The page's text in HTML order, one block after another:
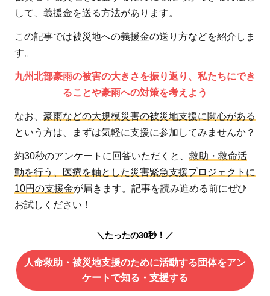
して、義援金を送る方法があります。
この記事では被災地への義援金の送り方などを紹介しま
す。
九州北部豪雨の被害の大きさを振り返り、私たちにでき
ることや豪雨への対策を考えよう
なお、 豪雨などの大規模災害の被災地支援に関心がある
という方は、まずは気軽に支援に参加してみませんか？
約30秒のアンケートに回答いただくと、 救助・救命活
動を行う、医療を軸とした災害緊急支援プロジェクトに
10円の支援金が届きます。記事を読み進める前にぜひ
お試しください！
＼たったの30秒！／
人命救助・被災地支援のために活動する団体をアン
ケートで知る・支援する